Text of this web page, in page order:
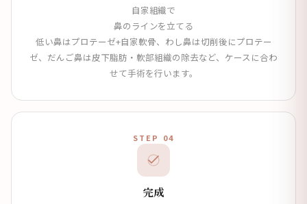
自家組織で
鼻のラインを立てる
低い鼻はプロテーゼ+自家軟骨、わし鼻は切削後にプロテー
ゼ、だんご鼻は皮下脂肪・軟部組織の除去など、ケースに合わ
せて手術を行います。
STEP 04
完成